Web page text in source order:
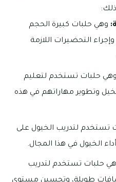
وهي حلبات كبيرة الحجم
التحضيرات اللازمة
وهي حلبات تستخدم لتعليم
وتطوير مهاراتهم في هذه
تستخدم لتدريب الخيول على
الخيول في هذا المجال.
حلبات تستخدم لتدريب